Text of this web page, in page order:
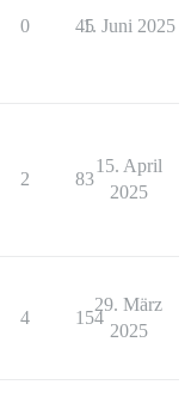
0 45
1. Juni 2025
2 83
15. April
2025
4 154
29. März
2025